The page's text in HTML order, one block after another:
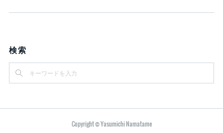
検索
Copyright © Yasumichi Namatame